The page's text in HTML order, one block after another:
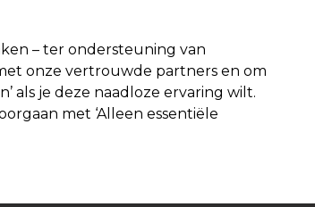
interieur Mannen Vegan
– ter ondersteuning van
onze vertrouwde partners en om
als je deze naadloze ervaring wilt.
met ‘Alleen essentiële